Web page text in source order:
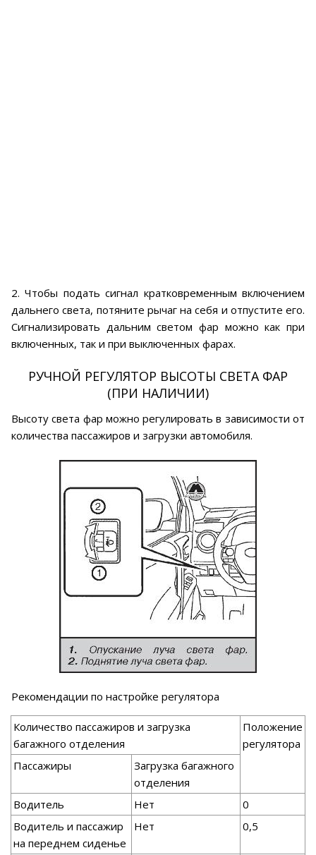
2. Чтобы подать сигнал кратковременным включением
дальнего света, потяните рычаг на себя и отпустите его.
Сигнализировать дальним светом фар можно как при
включенных, так и при выключенных фарах.
РУЧНОЙ РЕГУЛЯТОР ВЫСОТЫ СВЕТА ФАР
(ПРИ НАЛИЧИИ)
Высоту света фар можно регулировать в зависимости от
количества пассажиров и загрузки автомобиля.
Рекомендации по настройке регулятора
Количество пассажиров и загрузка
багажного отделения
Положение
регулятора
Пассажиры
Загрузка багажного
отделения
Водитель
Нет
0
Водитель и пассажир
на переднем сиденье
Нет 0,5